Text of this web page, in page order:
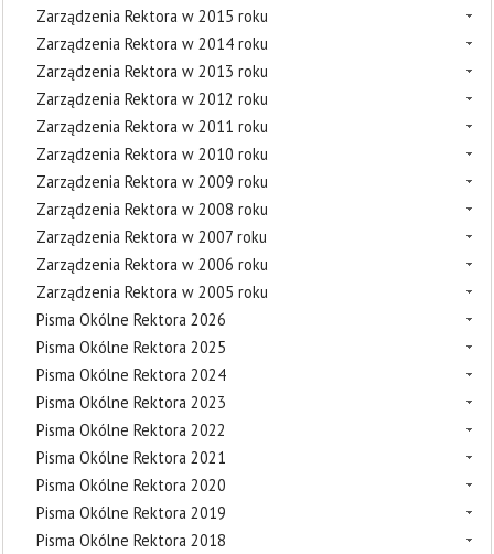
Zarządzenia Rektora w 2015 roku
Zarządzenia Rektora w 2014 roku
Zarządzenia Rektora w 2013 roku
Zarządzenia Rektora w 2012 roku
Zarządzenia Rektora w 2011 roku
Zarządzenia Rektora w 2010 roku
Zarządzenia Rektora w 2009 roku
Zarządzenia Rektora w 2008 roku
Zarządzenia Rektora w 2007 roku
Zarządzenia Rektora w 2006 roku
Zarządzenia Rektora w 2005 roku
Pisma Okólne Rektora 2026
Pisma Okólne Rektora 2025
Pisma Okólne Rektora 2024
Pisma Okólne Rektora 2023
Pisma Okólne Rektora 2022
Pisma Okólne Rektora 2021
Pisma Okólne Rektora 2020
Pisma Okólne Rektora 2019
Pisma Okólne Rektora 2018